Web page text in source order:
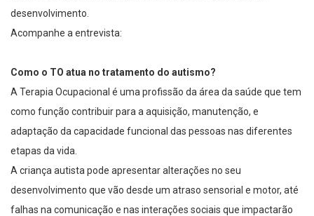
desenvolvimento.
Acompanhe a entrevista:
Como o TO atua no tratamento do autismo?
A Terapia Ocupacional é uma profissão da área da saúde que tem
como função contribuir para a aquisição, manutenção, e
adaptação da capacidade funcional das pessoas nas diferentes
etapas da vida.
A criança autista pode apresentar alterações no seu
desenvolvimento que vão desde um atraso sensorial e motor, até
falhas na comunicação e nas interações sociais que impactarão